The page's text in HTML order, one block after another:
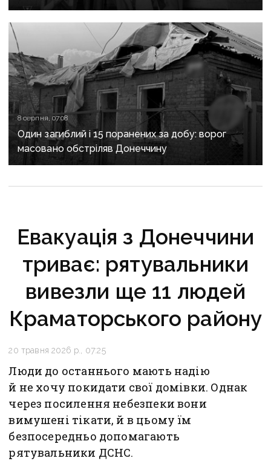
надзвичайних ситуацій у Краматорську
та Слов’янську
8 серпня, 07:08
Один загиблий і 15 поранених за добу: ворог
масовано обстріляв Донеччину
Евакуація з Донеччини
триває: рятувальники
вивезли ще 11 людей
Краматорського району
20 травня 2026 р., 07:25
Люди до останнього мають надію
й не хочу покидати свої домівки. Однак
через посилення небезпеки вони
вимушені тікати, й в цьому їм
безпосередньо допомагають
рятувальники ДСНС.